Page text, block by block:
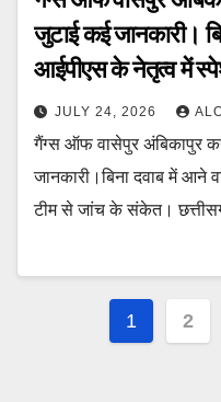
जुटाई कई जानकारी।
आईपीएस के नेतृत्व में
JULY 24, 2026
गैंग्स ऑफ वासेपुर अंबिकापुर
जानकारी।बिना दवाब में आने
टीम से जांच के संकेत।
Posts
1 2